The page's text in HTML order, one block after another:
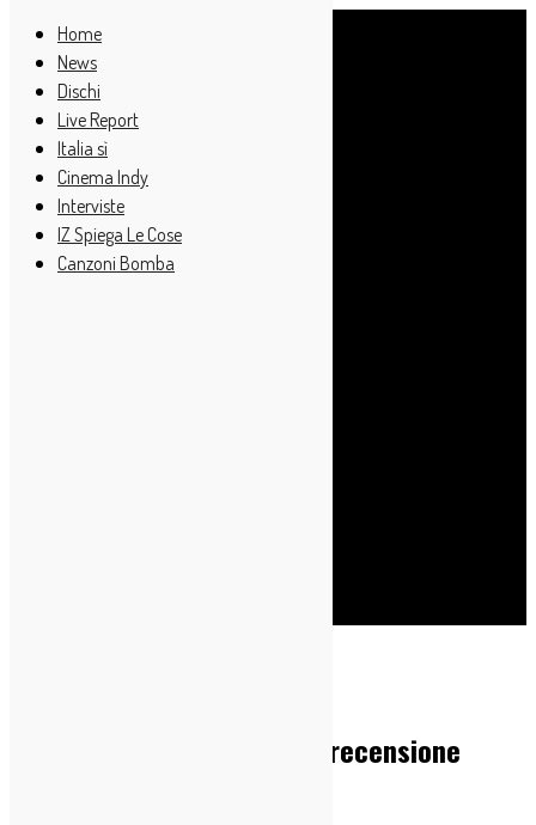
Una battaglia dopo l’altra: recensione
Home
News
Dischi
Live Report
Italia sì
Cinema Indy
Interviste
IZ Spiega Le Cose
Canzoni Bomba